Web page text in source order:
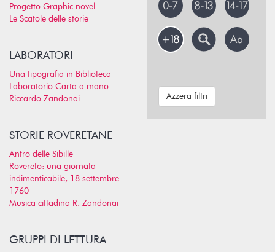
Progetto Graphic novel
Le Scatole delle storie
LABORATORI
Una tipografia in Biblioteca
Laboratorio Carta a mano
Riccardo Zandonai
STORIE ROVERETANE
Antro delle Sibille
Rovereto: una giornata
indimenticabile, 18 settembre
1760
Musica cittadina R. Zandonai
GRUPPI DI LETTURA
Azzera filtri